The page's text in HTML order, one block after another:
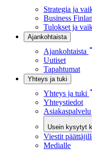
Strategia ja
Business
Tulokset ja
Ajankohtaista
Ajankohtaista
Uutiset
Tapahtumat
Yhteys ja tuki
Yhteys ja tuki
Yhteystiedot
Asiakaspalvelu
Usein kysytyt
Viestit
Medialle